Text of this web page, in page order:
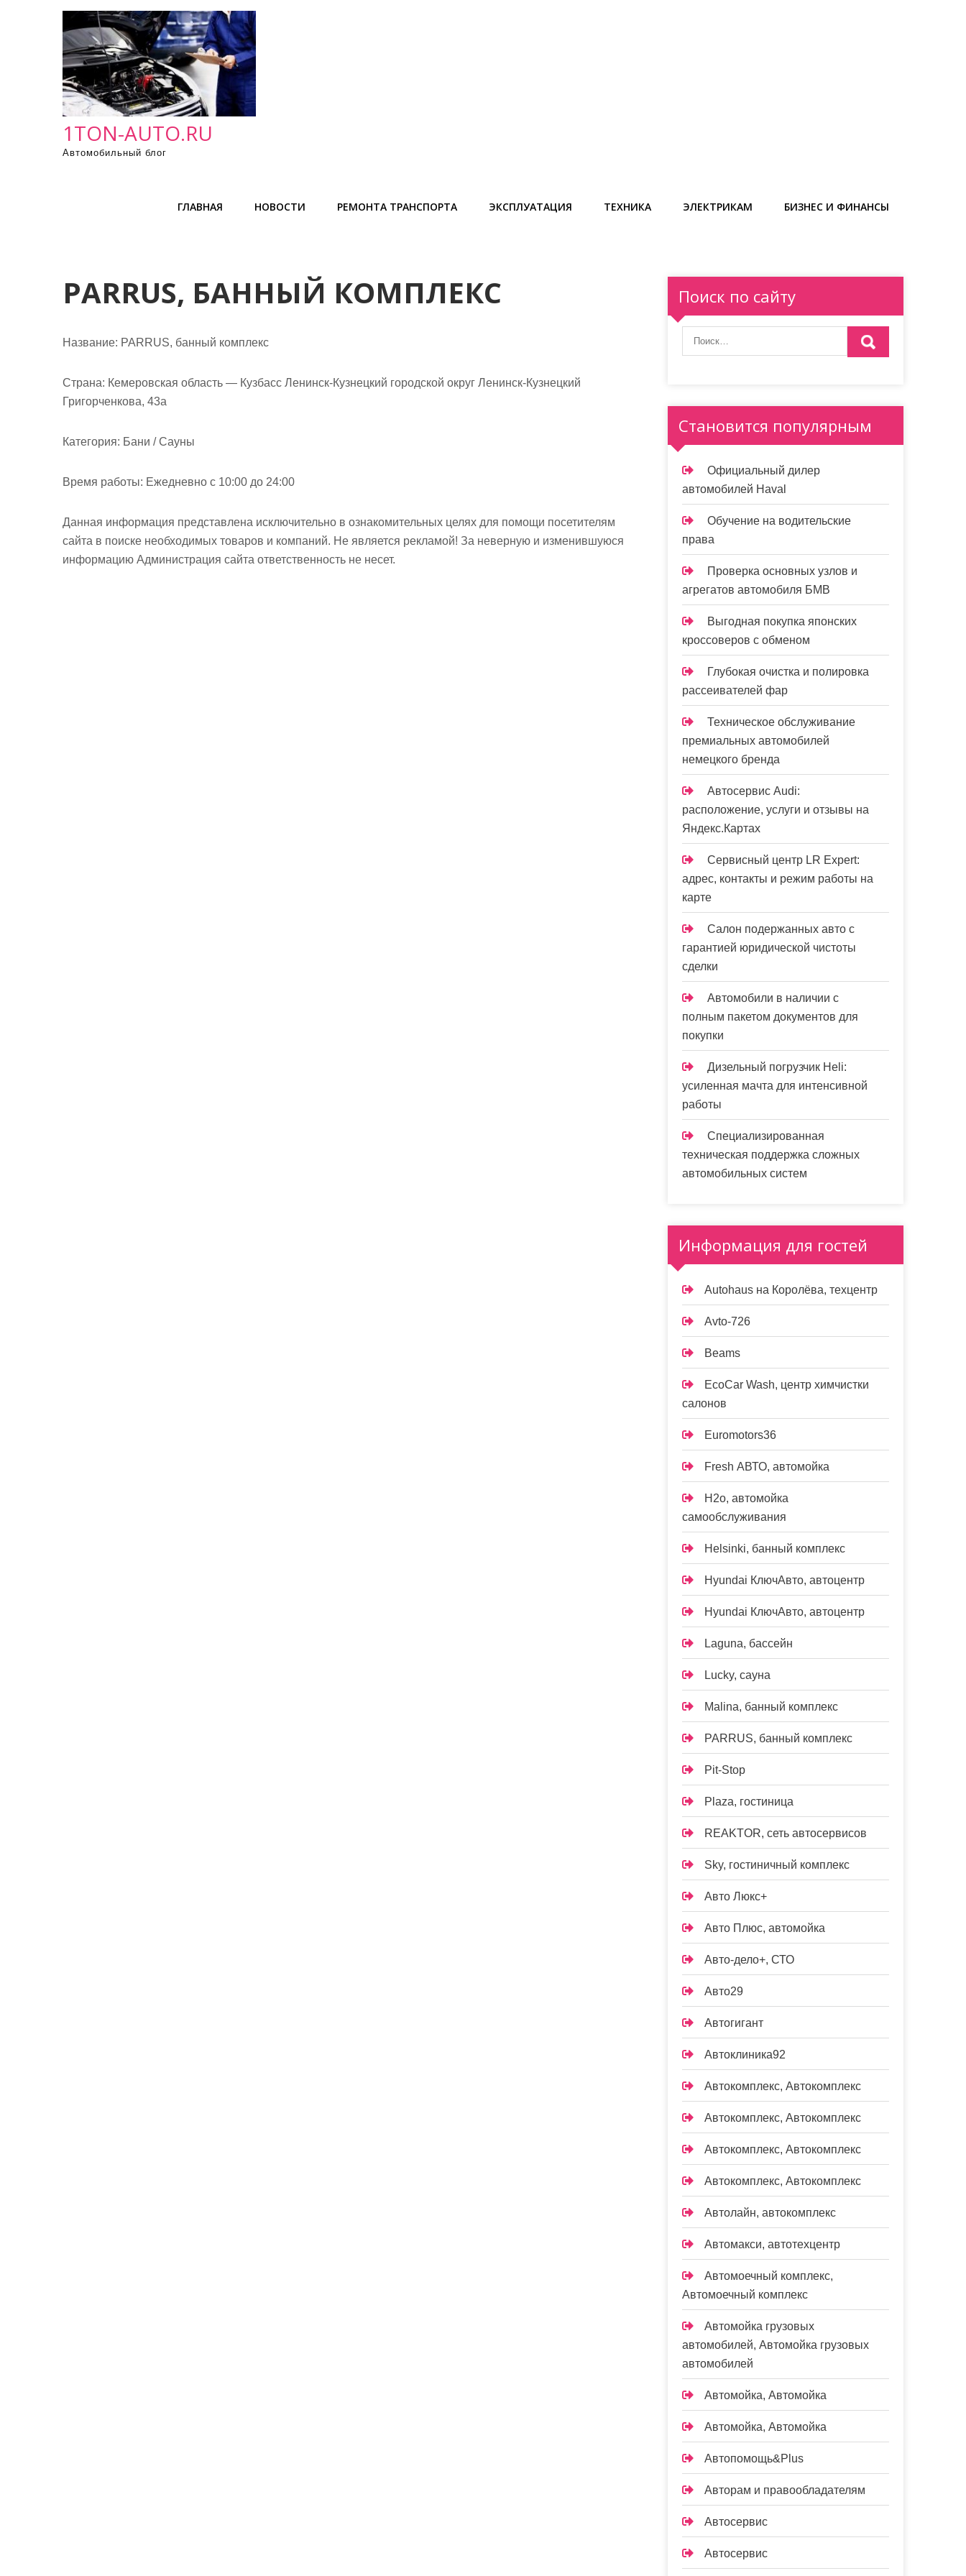
1TON-AUTO.RU
Автомобильный блог
ГЛАВНАЯ НОВОСТИ РЕМОНТА ТРАНСПОРТА ЭКСПЛУАТАЦИЯ ТЕХНИКА ЭЛЕКТРИКАМ БИЗНЕС И ФИНАНСЫ
PARRUS, БАННЫЙ КОМПЛЕКС
Название: PARRUS, банный комплекс
Страна: Кемеровская область — Кузбасс Ленинск-Кузнецкий городской округ Ленинск-Кузнецкий
Григорченкова, 43а
Категория: Бани / Сауны
Время работы: Ежедневно с 10:00 до 24:00
Данная информация представлена исключительно в ознакомительных целях для помощи посетителям
сайта в поиске необходимых товаров и компаний. Не является рекламой! За неверную и изменившуюся
информацию Администрация сайта ответственность не несет.
Поиск по сайту
Становится популярным
Официальный дилер
автомобилей Haval
Обучение на водительские
права
Проверка основных узлов и
агрегатов автомобиля БМВ
Выгодная покупка японских
кроссоверов с обменом
Глубокая очистка и полировка
рассеивателей фар
Техническое обслуживание
премиальных автомобилей
немецкого бренда
Автосервис Audi:
расположение, услуги и отзывы на
Яндекс.Картах
Сервисный центр LR Expert:
адрес, контакты и режим работы на
карте
Салон подержанных авто с
гарантией юридической чистоты
сделки
Автомобили в наличии с
полным пакетом документов для
покупки
Дизельный погрузчик Heli:
усиленная мачта для интенсивной
работы
Специализированная
техническая поддержка сложных
автомобильных систем
Информация для гостей
Autohaus на Королёва, техцентр
Avto-726
Beams
EcoCar Wash, центр химчистки
салонов
Euromotors36
Fresh АВТО, автомойка
H2o, автомойка
самообслуживания
Helsinki, банный комплекс
Hyundai КлючАвто, автоцентр
Hyundai КлючАвто, автоцентр
Laguna, бассейн
Lucky, сауна
Malina, банный комплекс
PARRUS, банный комплекс
Pit-Stop
Plaza, гостиница
REAKTOR, сеть автосервисов
Sky, гостиничный комплекс
Авто Люкс+
Авто Плюс, автомойка
Авто-дело+, СТО
Авто29
Автогигант
Автоклиника92
Автокомплекс, Автокомплекс
Автокомплекс, Автокомплекс
Автокомплекс, Автокомплекс
Автокомплекс, Автокомплекс
Автолайн, автокомплекс
Автомакси, автотехцентр
Автомоечный комплекс,
Автомоечный комплекс
Автомойка грузовых
автомобилей, Автомойка грузовых
автомобилей
Автомойка, Автомойка
Автомойка, Автомойка
Автопомощь&Plus
Авторам и правообладателям
Автосервис
Автосервис